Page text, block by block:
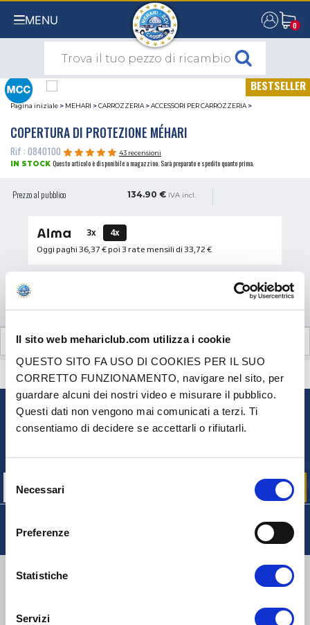
Il sito web mehariclub.com utilizza i cookie
QUESTO SITO FA USO DI COOKIES PER IL SUO
CORRETTO FUNZIONAMENTO, navigare nel sito, per
guardare alcuni dei nostri video e misurare il pubblico.
Questi dati non vengono mai comunicati a terzi. Ti
consentiamo di decidere se accettarli o rifiutarli.
Selezione
delNecessari
Preferenze
Statistiche
Servizi
MENU 0
0
BESTSELLER
Pagina iniziale > MEHARI >CARROZZERIA >ACCESSORI PER CARROZZERIA >
COPERTURA DI PROTEZIONE MÉHARI
Rif : 0840100
43 recensioni
IN STOCK Questo articolo è disponibile a magazzino. Sarà preparato e spedito quanto prima.
Prezzo al pubblico 134.90 € IVA incl.
3x
4x
Oggi paghi 36,37 €poi 3 rate mensili di 33,72 €
RECENSIONI CLIENTI (43)
HAI DELLE DOMANDE? BISOGNO DI AIUTO? CONTATTACI
NEWSLETTER
le nostre offerte promozionali e le novità sui prodotti